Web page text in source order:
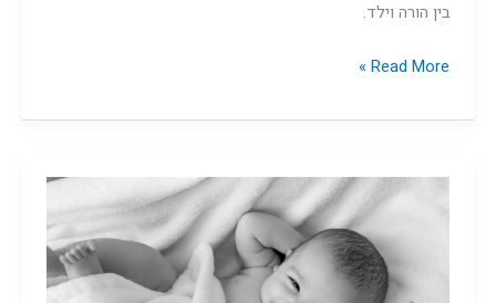
בין הורה וילד.
Read More »